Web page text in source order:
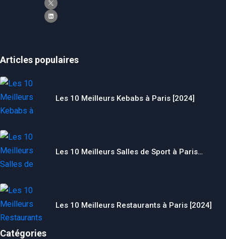
Articles populaires
Les 10 Meilleurs Kebabs à Paris [2024]
Les 10 Meilleurs Salles de Sport à Paris…
Les 10 Meilleurs Restaurants à Paris [2024]
Catégories